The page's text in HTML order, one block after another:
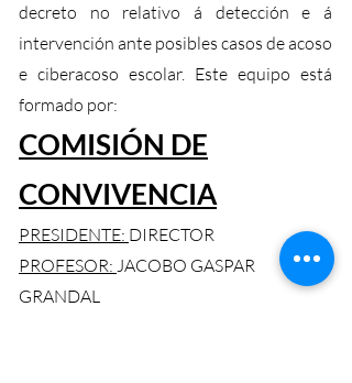
decreto no relativo á detección e á
intervención ante posibles casos de acoso
e ciberacoso escolar. Este equipo está
formado por:
COMISIÓN DE
CONVIVENCIA
PRESIDENTE: DIRECTOR
PROFESOR: JACOBO GASPAR
GRANDAL